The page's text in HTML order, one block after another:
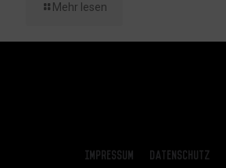
Mehr lesen
Impressum Datenschutz